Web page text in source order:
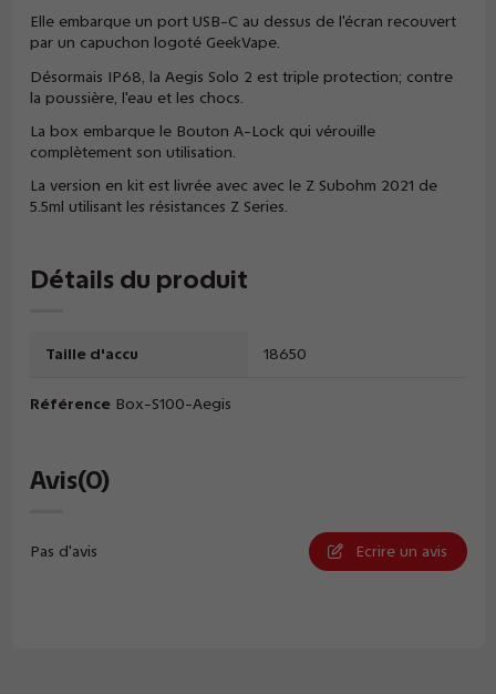
Elle embarque un port USB-C au dessus de l'écran recouvert
par un capuchon logoté GeekVape.
Désormais IP68, la Aegis Solo 2 est triple protection; contre
la poussière, l'eau et les chocs.
La box embarque le Bouton A-Lock qui vérouille
complètement son utilisation.
La version en kit est livrée avec avec le Z Subohm 2021 de
5.5ml utilisant les résistances Z Series.
Détails du produit
Taille d'accu 18650
Référence Box-S100-Aegis
Avis(0)
Pas d'avis Ecrire un avis